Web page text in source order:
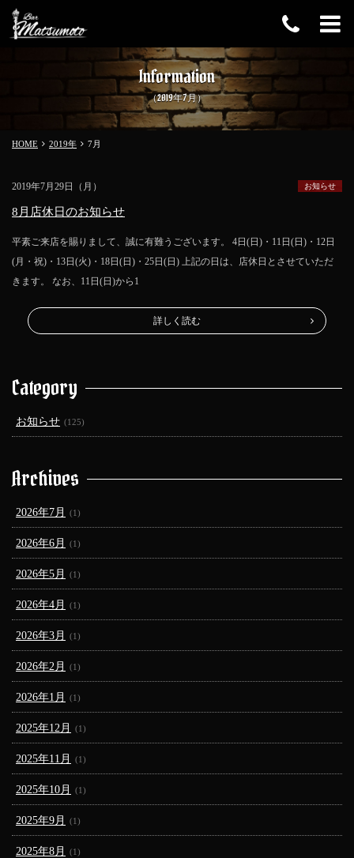
Information
（2019年7月）
HOME 2019年 7月
2019年7月29日（月） お知らせ
8月店休日のお知らせ
平素ご来店を賜りまして、誠に有難うございます。 4日(日)・11日(日)・12日
(月・祝)・13日(火)・18日(日)・25日(日) 上記の日は、店休日とさせていただ
きます。 なお、11日(日)から1
詳しく読む
Category
お知らせ (125)
Archives
2026年7月 (1)
2026年6月 (1)
2026年5月 (1)
2026年4月 (1)
2026年3月 (1)
2026年2月 (1)
2026年1月 (1)
2025年12月 (1)
2025年11月 (1)
2025年10月 (1)
2025年9月 (1)
2025年8月 (1)